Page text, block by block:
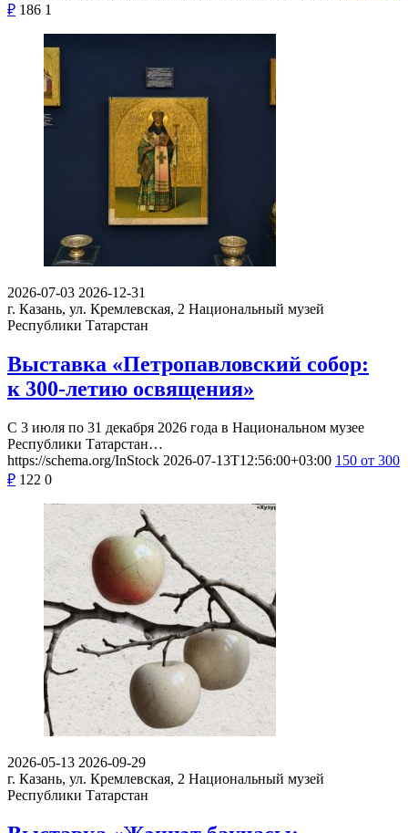
₽ 186 1
2026-07-03 2026-12-31
г. Казань, ул. Кремлевская, 2 Национальный музей
Республики Татарстан
Выставка «Петропавловский собор:
к 300-летию освящения»
С 3 июля по 31 декабря 2026 года в Национальном музее
Республики Татарстан…
https://schema.org/InStock 2026-07-13T12:56:00+03:00 150 от 300
₽ 122 0
2026-05-13 2026-09-29
г. Казань, ул. Кремлевская, 2 Национальный музей
Республики Татарстан